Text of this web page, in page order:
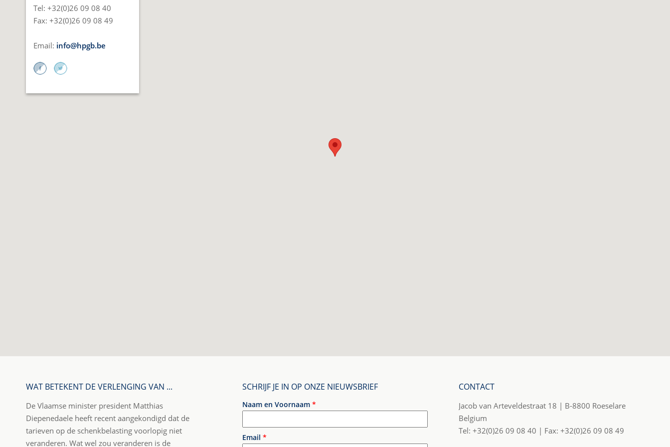
Tel: +32(0)26 09 08 40
Fax: +32(0)26 09 08 49
Email: info@hpgb.be
WAT BETEKENT DE VERLENGING VAN ...
De Vlaamse minister president Matthias
Diepenedaele heeft recent aangekondigd dat de
tarieven op de schenkbelasting voorlopig niet
veranderen. Wat wel zou veranderen is de
SCHRIJF JE IN OP ONZE NIEUWSBRIEF
Naam en Voornaam *
Email *
CONTACT
Jacob van Arteveldestraat 18 | B-8800 Roeselare
Belgium
Tel: +32(0)26 09 08 40 | Fax: +32(0)26 09 08 49